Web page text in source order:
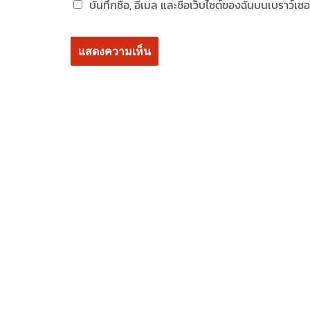
บันทึกชื่อ, อีเมล และชื่อเว็บไซต์ของฉันบนเบราว์เ